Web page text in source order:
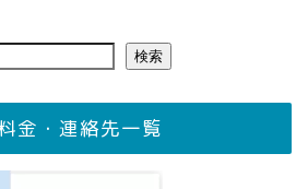
検索
金・連絡先一覧